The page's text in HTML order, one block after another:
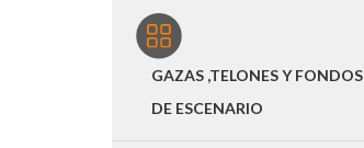
GAZAS ,TELONES Y FONDOS
DE ESCENARIO